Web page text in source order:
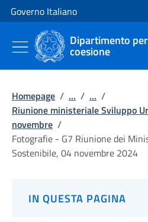
Vai al contenuto
Vai alla navigazione del sito
Governo Italiano
Dipartimento
coesione
Homepage / ... / ... /
Riunione ministeriale Sviluppo
novembre /
Fotografie - G7 Riunione dei
Sostenibile, 04 novembre 2024
IN QUESTA PAGINA